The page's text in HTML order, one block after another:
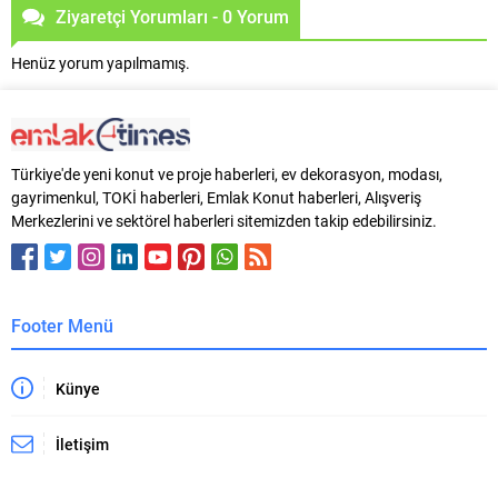
Ziyaretçi Yorumları - 0 Yorum
Henüz yorum yapılmamış.
Türkiye'de yeni konut ve proje haberleri, ev dekorasyon, modası,
gayrimenkul, TOKİ haberleri, Emlak Konut haberleri, Alışveriş
Merkezlerini ve sektörel haberleri sitemizden takip edebilirsiniz.
Footer Menü
Künye
İletişim